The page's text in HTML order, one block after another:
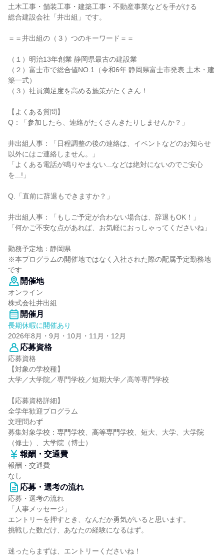
土木工事・舗装工事・建築工事・不動産事業などを手がける
総合建設会社「井出組」です。
＝＝井出組の（３）つのキーワード＝＝
（１）明治13年創業 静岡県最古の建設業
（２）富士市で総合値NO.1（令和6年 静岡県富士市発表 土木・建
築一式）
（３）社員満足度を高める施策がたくさん！
【よくある質問】
Q：「参加したら、連絡がたくさんきたりしませんか？」
井出組人事：「日程調整の後の連絡は、イベントなどのお知らせ
以外にはご連絡しません。」
「よくある電話が鳴りやまない...などは絶対にないのでご安心
を...!」
Q.「直前に辞退もできますか？」
井出組人事：「もしご予定が合わない場合は、辞退もOK！」
「何かご不安な点があれば、お気軽におっしゃってくださいね」
勤務予定地：静岡県
※本プログラムの開催地ではなく入社された際の配属予定勤務地
です
開催地
オンライン
株式会社井出組
開催月
長期休暇に開催あり
2026年8月・9月・10月・11月・12月
応募資格
応募資格
【対象の学校種】
大学／大学院／専門学校／短期大学／高等専門学校
【応募資格詳細】
全学年歓迎プログラム
文理問わず
募集対象学校：専門学校、高等専門学校、短大、大学、大学院
（修士）、大学院（博士）
報酬・交通費
報酬・交通費
なし
応募・選考の流れ
応募・選考の流れ
「人事メッセージ」
エントリーを押すとき、なんだか勇気がいると思います。
挑戦した数だけ、あなたの経験になるはず。
迷ったらまずは、エントリーくださいね！